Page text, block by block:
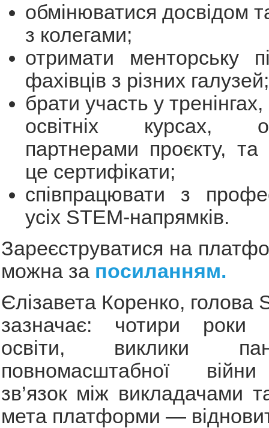
обмінюватися досвідом
з колегами;
отримати менторську
фахівців з різних галузей;
брати участь у
освітніх курсах,
партнерами проєкту,
це сертифікати;
співпрацювати з
усіх STEM-напрямків.
Зареєструватися на
можна за посиланням.
Єлізавета Коренко, голова
зазначає: чотири роки
освіти, виклики
повномасштабної
зв’язок між викладачами
мета платформи —